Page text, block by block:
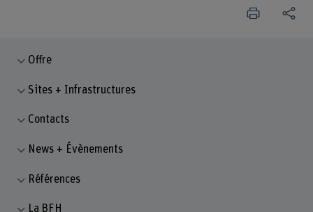
Offre
Sites + Infrastructures
Contacts
News + Évènements
Références
La BFH